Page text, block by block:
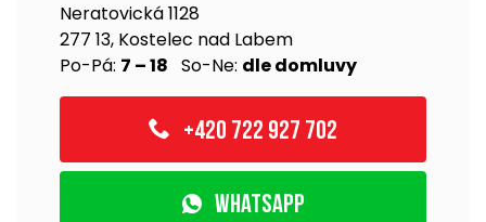
Neratovická 1128
277 13, Kostelec nad Labem
Po-Pá: 7 – 18 So-Ne: dle domluvy
+420 722 927 702
WhatsApp